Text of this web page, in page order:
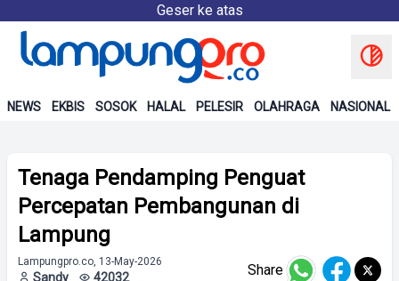
Geser ke atas
NEWS EKBIS SOSOK HALAL PELESIR OLAHRAGA NASIONAL
Tenaga Pendamping Penguat
Percepatan Pembangunan di
Lampung
Lampungpro.co, 13-May-2026
Sandy 42032 Share